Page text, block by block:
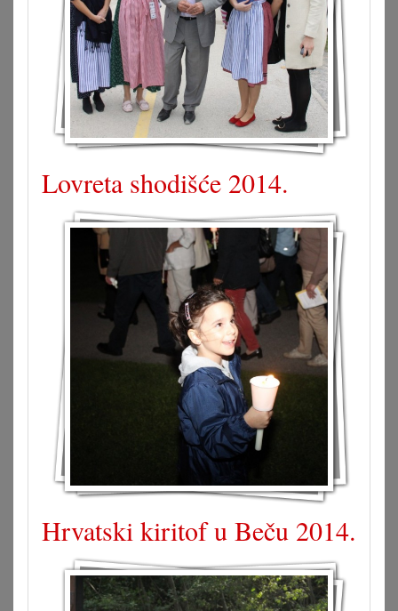
Lovreta shodišće 2014.
Hrvatski kiritof u Beču 2014.